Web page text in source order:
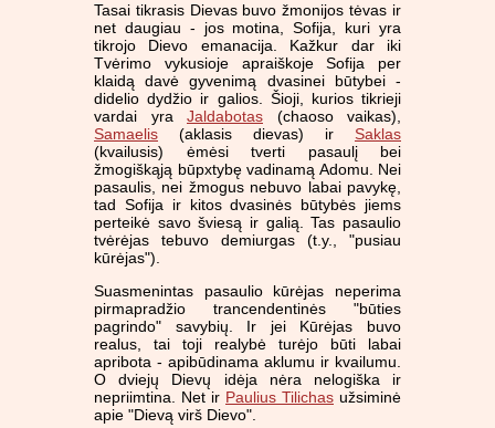
Tasai tikrasis Dievas buvo žmonijos tėvas ir
net daugiau - jos motina, Sofija, kuri yra
tikrojo Dievo emanacija. Kažkur dar iki
Tvėrimo vykusioje apraiškoje Sofija per
klaidą davė gyvenimą dvasinei būtybei -
didelio dydžio ir galios. Šioji, kurios tikrieji
vardai yra Jaldabotas (chaoso vaikas),
Samaelis (aklasis dievas) ir Saklas
(kvailusis) ėmėsi tverti pasaulį bei
žmogiškąją būpxtybę vadinamą Adomu. Nei
pasaulis, nei žmogus nebuvo labai pavykę,
tad Sofija ir kitos dvasinės būtybės jiems
perteikė savo šviesą ir galią. Tas pasaulio
tvėrėjas tebuvo demiurgas (t.y., "pusiau
kūrėjas").
Suasmenintas pasaulio kūrėjas neperima
pirmapradžio trancendentinės "būties
pagrindo" savybių. Ir jei Kūrėjas buvo
realus, tai toji realybė turėjo būti labai
apribota - apibūdinama aklumu ir kvailumu.
O dviejų Dievų idėja nėra nelogiška ir
nepriimtina. Net ir Paulius Tilichas užsiminė
apie "Dievą virš Dievo".